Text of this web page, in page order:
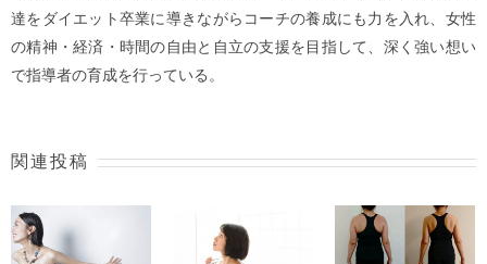
達をダイエット卒業に導きながらコーチの養成にも力を入れ、女性
の精神・経済・時間の自由と自立の支援を目指して、深く強い想い
で指導者の育成を行っている。
関連投稿